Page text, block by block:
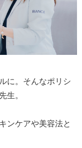
に。そんなポリシ
。
ンケアや美容法と